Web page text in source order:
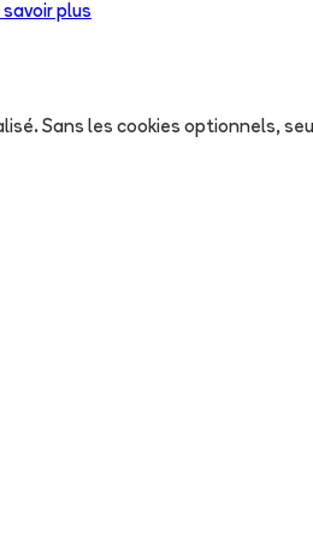
savoir plus
Sans les cookies optionnels,